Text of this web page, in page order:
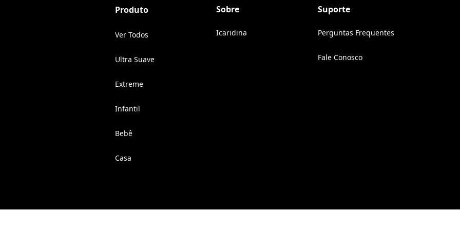
Produto
Ver Todos
Ultra Suave
Extreme
Infantil
Bebê
Casa
Sobre
Icaridina
Suporte
Perguntas Frequentes
Fale Conosco
(Opens in a new tab)